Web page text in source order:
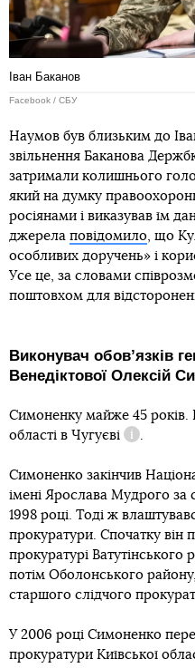
Іван Баканов
Facebook / СБУ
Наумов був близьким до
звільнення Баканова
затримали колишнього
який на думку
росіянами і виказував їм
джерела повідомило, що
особливих доручень» і
Усе це, за словами
поштовхом для
Виконувач обовʼязків
Венедіктової Олексій
Симоненку майже 45 років.
області в Чугуєві
Довідка
.
Симоненко закінчив
імені Ярослава Мудрого за
1998 році. Тоді ж
прокуратури. Спочатку він
прокуратурі
потім Оболонського
старшого слідчого
У 2006 році Симоненко
прокуратури Київської